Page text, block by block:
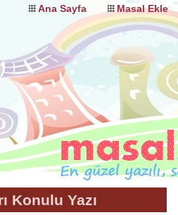
Ana Sayfa Masal Ekle
Konulu Yazı